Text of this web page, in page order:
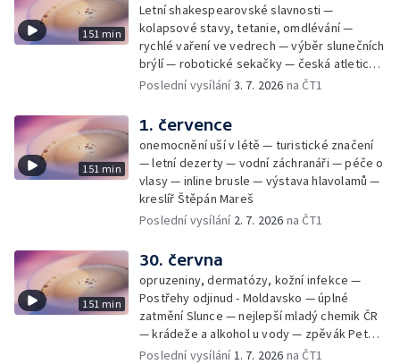
151 min
Letní shakespearovské slavnosti —
kolapsové stavy, tetanie, omdlévání —
rychlé vaření ve vedrech — výběr slunečních
brýlí — robotické sekačky — česká atletická
rekordmanka — psí seriál: výmarský
Poslední vysílání3. 7. 2026 na ČT1
151 min
1. července
onemocnění uší v létě — turistické značení
— letní dezerty — vodní záchranáři — péče o
vlasy — inline brusle — výstava hlavolamů —
kreslíř Štěpán Mareš
Poslední vysílání 2. 7. 2026 na ČT1
151 min
30. června
opruzeniny, dermatózy, kožní infekce —
Postřehy odjinud - Moldavsko — úplné
zatmění Slunce — nejlepší mladý chemik ČR
— krádeže a alkohol u vody — zpěvák Peter
Cmorik
Poslední vysílání1. 7. 2026 na ČT1